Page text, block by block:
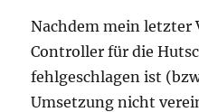
oder
doch
Nachdem mein letzter
Controller für die
fehlgeschlagen ist
Umsetzung nicht